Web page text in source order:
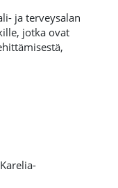
ja terveysalan
jotka ovat